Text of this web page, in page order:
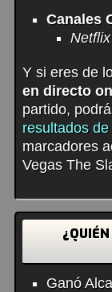
Canales
Netflix
Y si eres de
en directo
partido,
resultados
marcadores
Vegas The
Ganó